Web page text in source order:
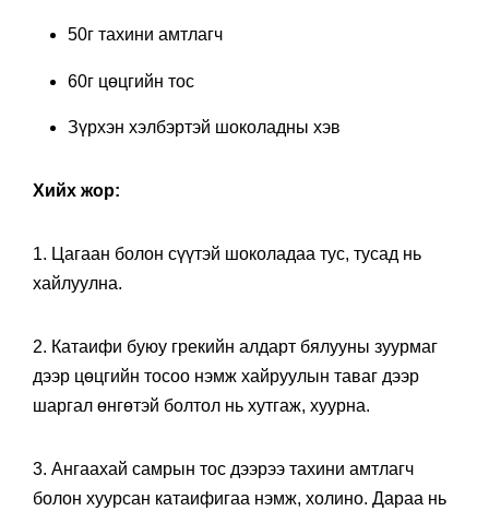
50г тахини амтлагч
60г цөцгийн тос
Зүрхэн хэлбэртэй шоколадны хэв
Хийх жор:
1. Цагаан болон сүүтэй шоколадаа тус, тусад нь
хайлуулна.
2. Катаифи буюу грекийн алдарт бялууны зуурмаг
дээр цөцгийн тосоо нэмж хайруулын таваг дээр
шаргал өнгөтэй болтол нь хутгаж, хуурна.
3. Ангаахай самрын тос дээрээ тахини амтлагч
болон хуурсан катаифигаа нэмж, холино. Дараа нь